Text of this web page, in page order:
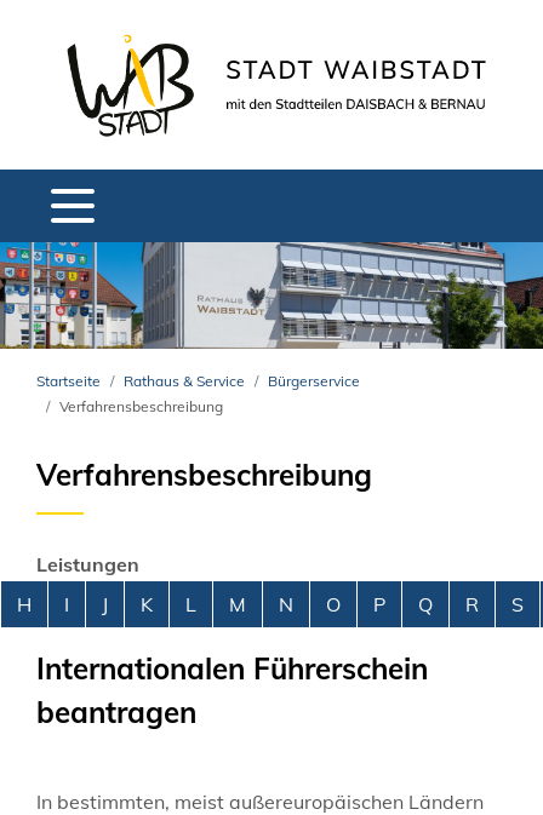
Startseite Rathaus & Service
Bürgerservice
Verfahrensbeschreibung
Verfahrensbeschreibung
Leistungen
Alphabetisches Register überspringen
H I J K L M N O P Q R S
Internationalen Führerschein
beantragen
In bestimmten, meist außereuropäischen Ländern